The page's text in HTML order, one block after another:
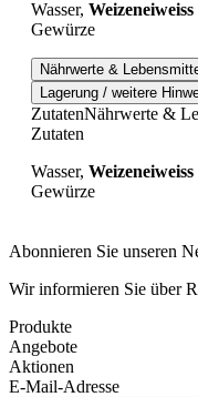
Wasser, Weizeneiweiss
Gewürze
Nährwerte &
Lagerung / weitere
ZutatenNährwerte &
Zutaten
Wasser, Weizeneiweiss
Gewürze
Abonnieren Sie unseren
Wir informieren Sie über
Produkte
Angebote
Aktionen
E-Mail-Adresse